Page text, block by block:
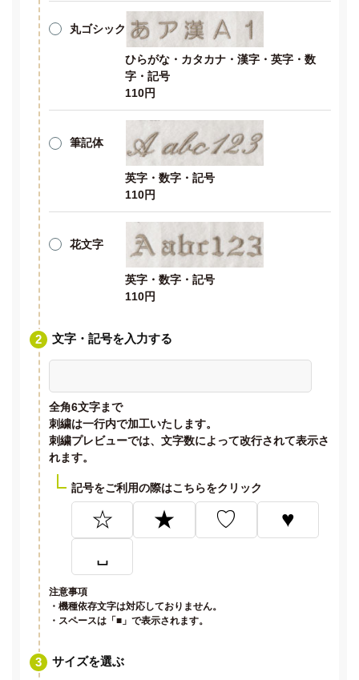
丸ゴシック
ひらがな・カタカナ・漢字・英字・数
字・記号
110円
筆記体
英字・数字・記号
110円
花文字
英字・数字・記号
110円
文字・記号を入力する
全角6文字まで
刺繍は一行内で加工いたします。
刺繍プレビューでは、文字数によって改行されて表示さ
れます。
記号をご利用の際はこちらをクリック
☆ ★ ♡
♥
␣
注意事項
・機種依存文字は対応しておりません。
・スペースは「■」で表示されます。
サイズを選ぶ